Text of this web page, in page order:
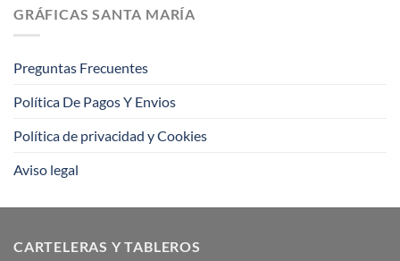
consejos
la
impresión
GRÁFICAS SANTA MARÍA
Preguntas Frecuentes
Política De Pagos Y Envios
Política de privacidad y Cookies
Aviso legal
CARTELERAS Y TABLEROS